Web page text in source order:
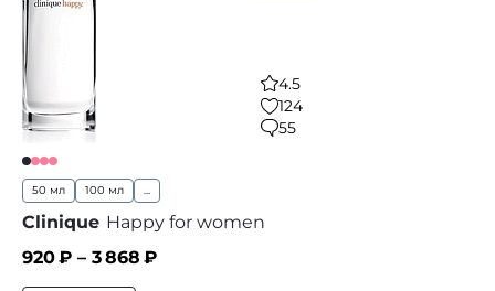
4.5
124
55
50 мл 100 мл ...
Clinique Happy for women
920₽ – 3 868 ₽